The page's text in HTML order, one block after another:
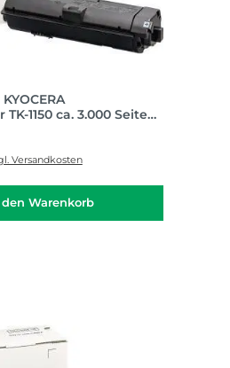
1150 ca. 3.000 Seiten
Versandkosten
den Warenkorb